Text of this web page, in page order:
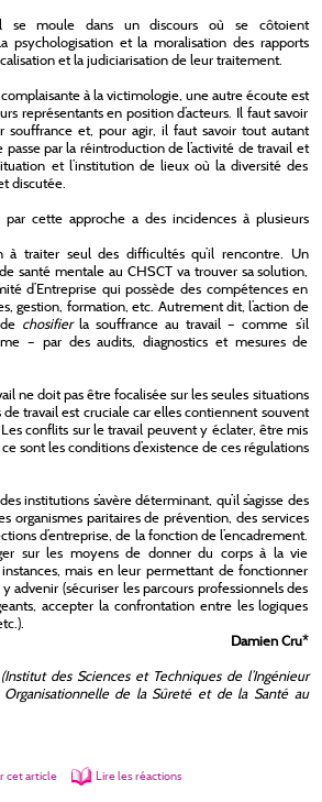
se moule dans un discours où se côtoient
psychologisation et la moralisation des rapports
et la judiciarisation de leur traitement.
à la victimologie, une autre écoute est
représentants en position d’acteurs. Il faut savoir
souffrance et, pour agir, il faut savoir tout autant
par la réintroduction de l’activité de travail et
et l’institution de lieux où la diversité des
discutée.
cette approche a des incidences à plusieurs
à traiter seul des difficultés qu’il rencontre. Un
santé mentale au CHSCT va trouver sa solution,
d’Entreprise qui possède des compétences en
gestion, formation, etc. Autrement dit, l’action de
chosifierla souffrance au travail – comme s’il
– par des audits, diagnostics et mesures de
ne doit pas être focalisée sur les seules situations
de travail est cruciale car elles contiennent souvent
conflits sur le travail peuvent y éclater, être mis
sont les conditions d’existence de ces régulations
institutions s’avère déterminant, qu’il s’agisse des
organismes paritaires de prévention, des services
d’entreprise, de la fonction de l’encadrement.
sur les moyens de donner du corps à la vie
mais en leur permettant de fonctionner
advenir (sécuriser les parcours professionnels des
accepter la confrontation entre les logiques
Damien Cru*
des Sciences et Techniques de l’Ingénieur
Organisationnelle de la Sûreté et de la Santé au
cet article Lire les réactions